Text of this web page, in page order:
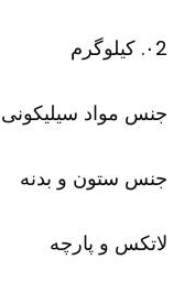
۰2. کیلوگرم
جنس مواد
جنس ستون و بدنه
لاتکس و پارچه